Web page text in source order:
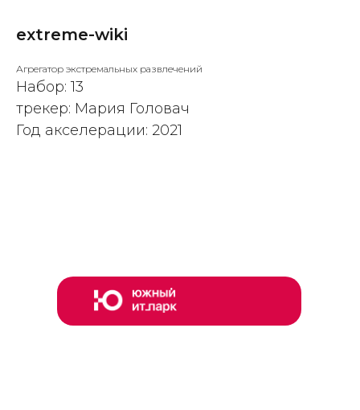
extreme-wiki
Агрегатор экстремальных развлечений
Набор: 13
трекер: Мария Головач
Год акселерации: 2021